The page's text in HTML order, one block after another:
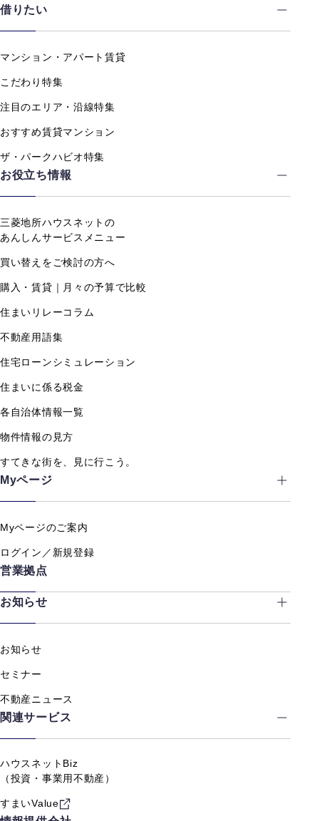
借りたい
マンション・アパート賃貸
こだわり特集
注目のエリア・沿線特集
おすすめ賃貸マンション
ザ・パークハビオ特集
お役立ち情報
三菱地所ハウスネットの
あんしんサービスメニュー
買い替えをご検討の方へ
購入・賃貸｜月々の予算で比較
住まいリレーコラム
不動産用語集
住宅ローンシミュレーション
住まいに係る税金
各自治体情報一覧
物件情報の見方
すてきな街を、見に行こう。
Myページ
Myページのご案内
ログイン／新規登録
営業拠点
お知らせ
お知らせ
セミナー
不動産ニュース
関連サービス
ハウスネットBiz
（投資・事業用不動産）
すまいValue